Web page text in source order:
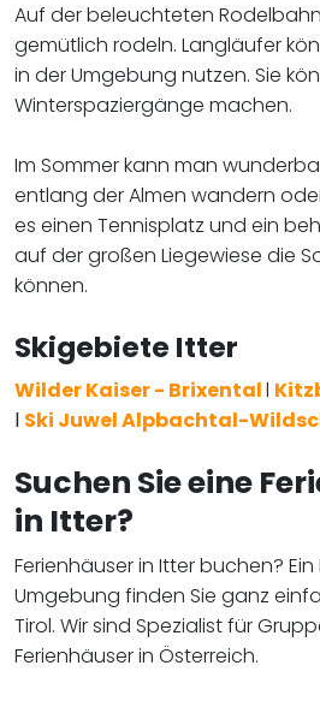
Auf der beleuchteten
gemütlich rodeln. Langläufer
in der Umgebung nutzen. Sie
Winterspaziergänge machen.
Im Sommer kann man
entlang der Almen wandern
es einen Tennisplatz und ein
auf der großen Liegewiese die
können.
Skigebiete Itter
Wilder Kaiser - Brixentall
l Ski Juwel Alpbachtal-
Suchen Sie eine
in Itter?
Ferienhäuser in Itter buchen?
Umgebung finden Sie ganz
Tirol. Wir sind Spezialist für
Ferienhäuser in Österreich.